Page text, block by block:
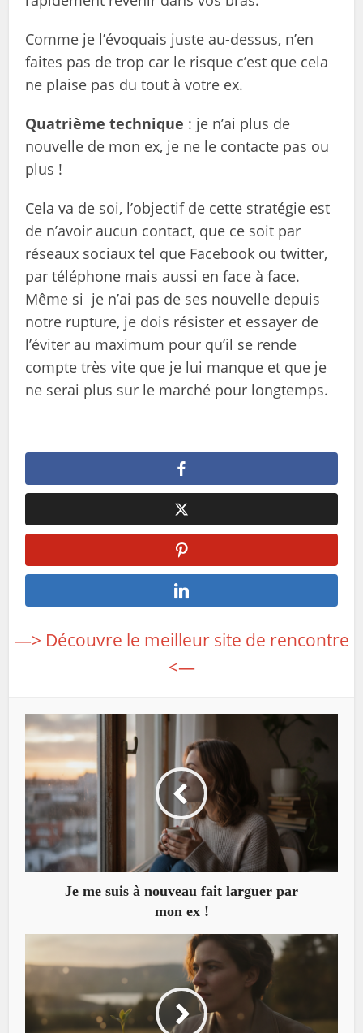
Comme je l’évoquais juste au-dessus, n’en
faites pas de trop car le risque c’est que cela
ne plaise pas du tout à votre ex.
Quatrième technique : je n’ai plus de
nouvelle de mon ex, je ne le contacte pas ou
plus !
Cela va de soi, l’objectif de cette stratégie est
de n’avoir aucun contact, que ce soit par
réseaux sociaux tel que Facebook ou twitter,
par téléphone mais aussi en face à face.
Même si je n’ai pas de ses nouvelle depuis
notre rupture, je dois résister et essayer de
l’éviter au maximum pour qu’il se rende
compte très vite que je lui manque et que je
ne serai plus sur le marché pour longtemps.
—> Découvre le meilleur site de rencontre
<—
Je me suis à nouveau fait larguer par
mon ex !